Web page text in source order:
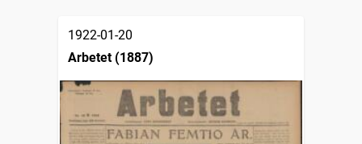
1922-01-20
Arbetet (1887)